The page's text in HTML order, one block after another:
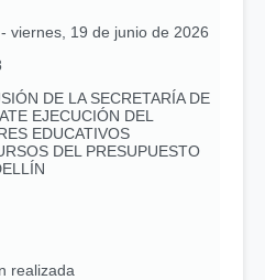
viernes, 19 de junio de 2026
DE LA SECRETARÍA DE
EJECUCIÓN DEL
EDUCATIVOS
DEL PRESUPUESTO
realizada